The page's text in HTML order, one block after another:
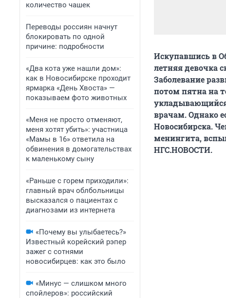
количество чашек
Переводы россиян начнут
блокировать по одной
причине: подробности
«Два кота уже нашли дом»:
как в Новосибирске проходит
ярмарка «День Хвоста» —
показываем фото животных
«Меня не просто отменяют,
меня хотят убить»: участница
«Мамы в 16» ответила на
обвинения в домогательствах
к маленькому сыну
«Раньше с горем приходили»:
главный врач облбольницы
высказался о пациентах с
диагнозами из интернета
«Почему вы улыбаетесь?»
Известный корейский рэпер
зажег с сотнями
новосибирцев: как это было
«Минус — слишком много
спойлеров»: российский
Искупавшись в
летняя девочка
Заболевание
потом пятна на
укладывающийся
врачам. Однако
Новосибирска.
менингита,
НГС.НОВОСТИ.